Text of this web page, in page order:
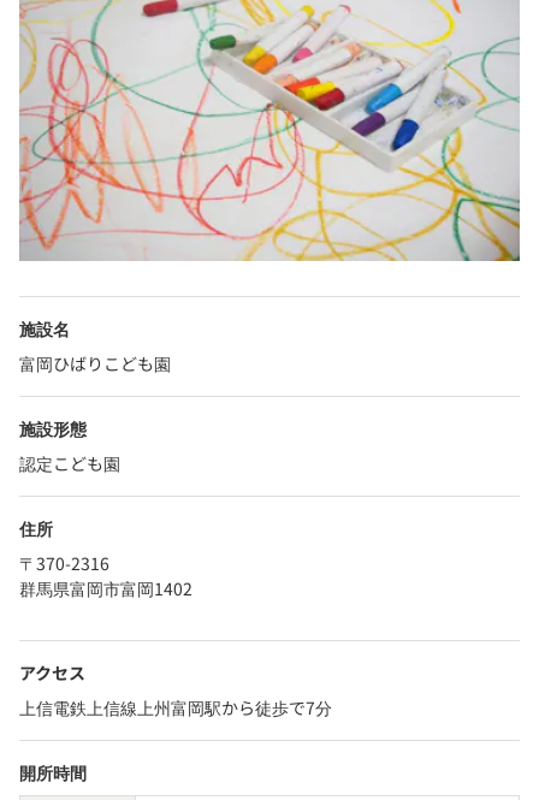
施設名
富岡ひばりこども園
施設形態
認定こども園
住所
〒370-2316
群馬県富岡市富岡1402
アクセス
上信電鉄上信線上州富岡駅から徒歩で7分
開所時間